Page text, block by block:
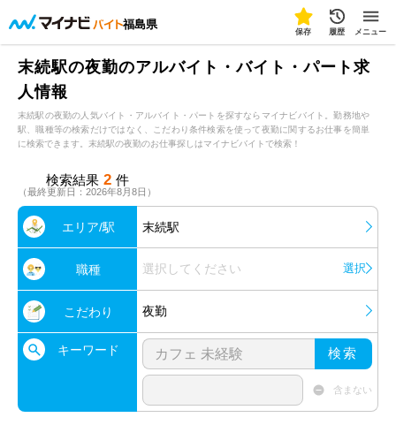
福島県
保存 履歴 メニュー
末続駅の夜勤のアルバイト・バイト・パート求
人情報
末続駅の夜勤の人気バイト・アルバイト・パートを探すならマイナビバイト。勤務地や
駅、職種等の検索だけではなく、こだわり条件検索を使って夜勤に関するお仕事を簡単
に検索できます。末続駅の夜勤のお仕事探しはマイナビバイトで検索！
検索結果 2 件
（最終更新日：2026年8月8日）
エリア/駅 末続駅
職種 選択してください 選択
こだわり 夜勤
キーワード 検索
含まない